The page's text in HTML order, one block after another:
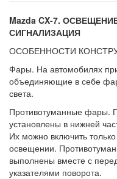
Mazda CX-7.
СИГНАЛИЗАЦИЯ
ОСОБЕННОСТИ
Фары. На автомобилях
объединяющие в себе
света.
Противотуманные фары.
установлены в нижней
Их можно включить
освещении.
выполнены вместе с
указателями поворота.